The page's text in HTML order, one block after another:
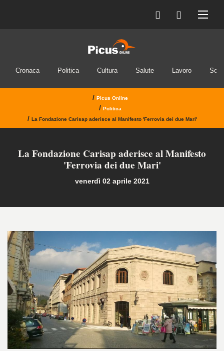
Cronaca Politica Cultura Salute Lavoro
/ Picus Online
/ Politica
/ La Fondazione Carisap aderisce al Manifesto 'Ferrovia dei due Mari'
La Fondazione Carisap aderisce al Manifesto
'Ferrovia dei due Mari'
venerdì 02 aprile 2021